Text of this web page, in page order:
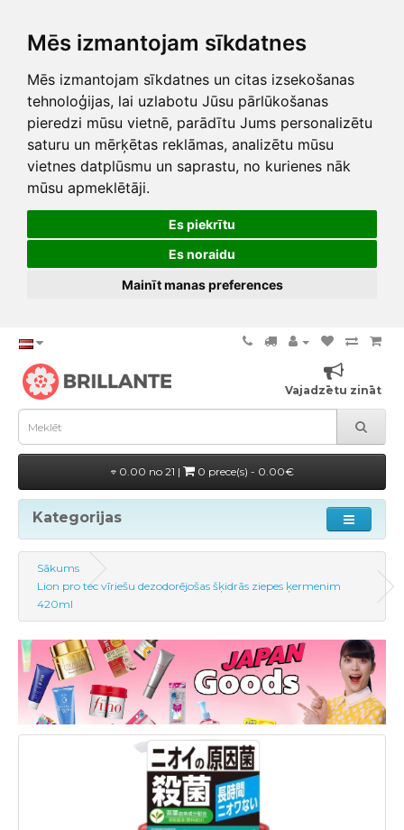
Mēs izmantojam sīkdatnes
Mēs izmantojam sīkdatnes un citas izsekošanas
tehnoloģijas, lai uzlabotu Jūsu pārlūkošanas
pieredzi mūsu vietnē, parādītu Jums personalizētu
saturu un mērķētas reklāmas, analizētu mūsu
vietnes datplūsmu un saprastu, no kurienes nāk
mūsu apmeklētāji.
Es piekrītu
Es noraidu
Mainīt manas preferences
Vajadzētu zināt
0.00 no 21 | 0 prece(s) - 0.00€
Kategorijas
Sākums
Lion pro tec vīriešu dezodorējošas šķidrās ziepes ķermenim
420ml